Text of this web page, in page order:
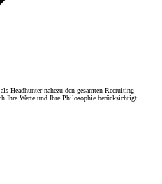
Headhunter nahezu den gesamten Recruiting-
Ihre Werte und Ihre Philosophie berücksichtigt.